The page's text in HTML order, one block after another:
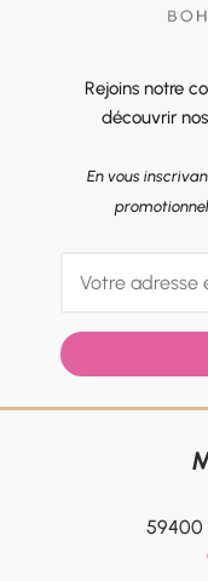
Rejoins notre
découvrir
En vous
59400